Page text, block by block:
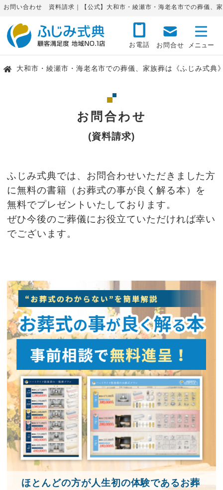
お問い合わせ 資料請求｜【公式】大和市・綾瀬市・海老名市での葬儀、
お電話 お問合せ
大和市・綾瀬市・海老名市での葬儀、家族葬は《ふじみ式典
お問合わせ
(資料請求)
ふじみ式典では、お問合わせいただきました方
に無料の書籍（お葬式の事が良く解る本）を
無料でプレゼントいたしております。
ぜひ今後のご葬儀にお役立ていただければ幸い
でございます。
ほとんどの方が人生初の体験であるお葬